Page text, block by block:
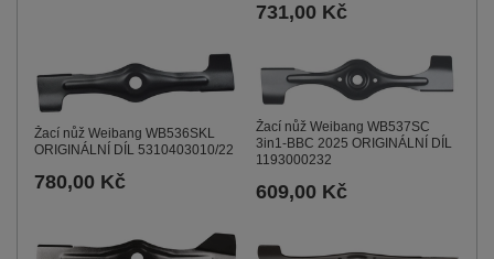
731,00 Kč
Žací nůž Weibang WB536SKL
ORIGINÁLNÍ DÍL 5310403010/22
780,00 Kč
Žací nůž Weibang WB537SC
3in1-BBC 2025 ORIGINÁLNÍ DÍL
1193000232
609,00 Kč